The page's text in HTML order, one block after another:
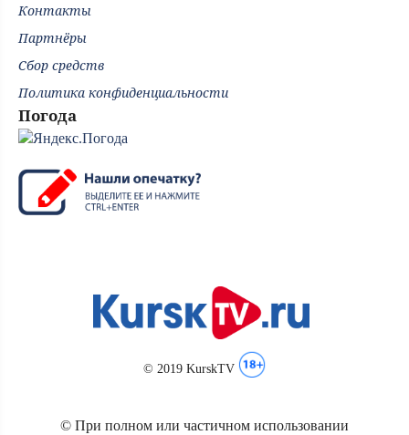
Контакты
Партнёры
Сбор средств
Политика конфиденциальности
Погода
© 2019 KurskTV
© При полном или частичном использовании